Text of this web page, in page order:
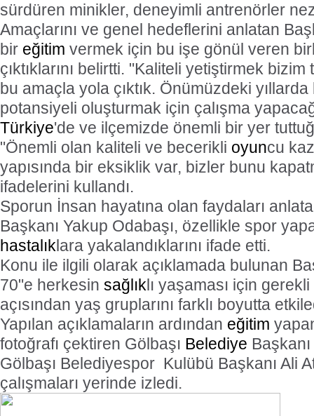
sürdüren minikler, deneyimli antrenörler
Amaçlarını ve genel hedeflerini anlatan
bir eğitim vermek için bu işe gönül veren
çıktıklarını belirtti. "Kaliteli yetiştirmek
bu amaçla yola çıktık. Önümüzdeki
potansiyeli oluşturmak için çalışma
Türkiye'de ve ilçemizde önemli bir yer
"Önemli olan kaliteli ve becerikli oyuncu
yapısında bir eksiklik var, bizler bunu
ifadelerini kullandı.
Sporun İnsan hayatına olan faydaları
Başkanı Yakup Odabaşı, özellikle spor
hastalıklara yakalandıklarını ifade etti.
Konu ile ilgili olarak açıklamada bulunan
70"e herkesin sağlıklı yaşaması için
açısından yaş gruplarını farklı boyutta
Yapılan açıklamaların ardından eğitim
fotoğrafı çektiren Gölbaşı Belediye
Gölbaşı Belediyespor Kulübü Başkanı Ali
çalışmaları yerinde izledi.